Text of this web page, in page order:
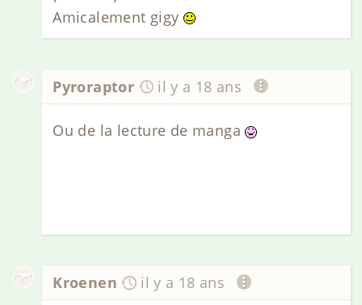
Amicalement gigy
Pyroraptor il y a 18 ans
Ou de la lecture de manga
Kroenen il y a 18 ans